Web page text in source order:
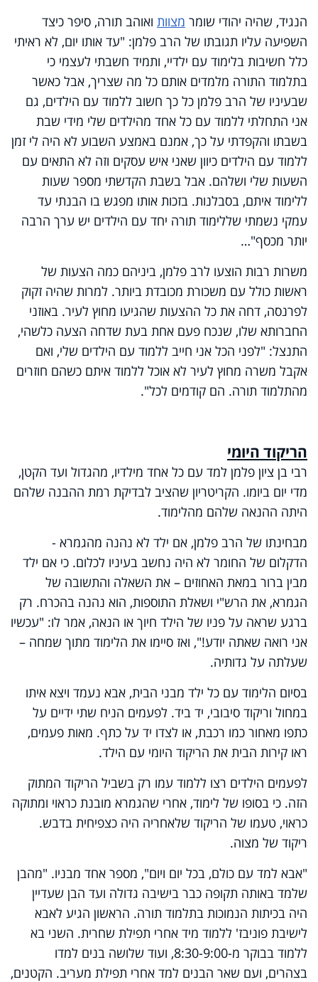
הנגיד, שהיה יהודי שומר מצוות ואוהב תורה, סיפר כיצד
השפיעה עליו תגובתו של הרב פלמן: "עד אותו יום, לא ראיתי
כלל חשיבות בלימוד עם ילדיי, ותמיד חשבתי לעצמי כי
בתלמוד התורה מלמדים אותם כל מה שצריך, אבל כאשר
שבעיניו של הרב פלמן כל כך חשוב ללמוד עם הילדים, גם
אני התחלתי ללמוד עם כל אחד מהילדים שלי מידי שבת
בשבתו והקפדתי על כך, אמנם באמצע השבוע לא היה לי זמן
ללמוד עם הילדים כיוון שאני איש עסקים וזה לא התאים עם
השעות שלי ושלהם. אבל בשבת הקדשתי מספר שעות
ללימוד איתם, בסבלנות. בזכות אותו מפגש בו הבנתי עד
עמקי נשמתי שללימוד תורה יחד עם הילדים יש ערך הרבה
יותר מכסף"…
משרות רבות הוצעו לרב פלמן, ביניהם כמה הצעות של
ראשות כולל עם משכורת מכובדת ביותר. למרות שהיה זקוק
לפרנסה, דחה את כל ההצעות שהגיעו מחוץ לעיר. באוזני
החברותא שלו, שנכח פעם אחת בעת שדחה הצעה כלשהי,
התנצל: "לפני הכל אני חייב ללמוד עם הילדים שלי, ואם
אקבל משרה מחוץ לעיר לא אוכל ללמוד איתם כשהם חוזרים
מהתלמוד תורה. הם קודמים לכל".
הריקוד היומי
רבי בן ציון פלמן למד עם כל אחד מילדיו, מהגדול ועד הקטן,
מדי יום ביומו. הקריטריון שהציב לבדיקת רמת ההבנה שלהם
היתה ההנאה שלהם מהלימוד.
מבחינתו של הרב פלמן, אם ילד לא נהנה מהגמרא -
הדקלום של החומר לא היה נחשב בעיניו לכלום. כי אם ילד
מבין ברור במאת האחוזים – את השאלה והתשובה של
הגמרא, את הרש"י ושאלת התוספות, הוא נהנה בהכרח. רק
ברגע שראה על פניו של הילד חיוך או הנאה, אמר לו: "עכשיו
אני רואה שאתה יודע!", ואז סיימו את הלימוד מתוך שמחה –
שעלתה על גדותיה.
בסיום הלימוד עם כל ילד מבני הבית, אבא נעמד ויצא איתו
במחול וריקוד סיבובי, יד ביד. לפעמים הניח שתי ידיים על
כתפו מאחור כמו רכבת, או לצדו יד על כתף. מאות פעמים,
ראו קירות הבית את הריקוד היומי עם הילד.
לפעמים הילדים רצו ללמוד עמו רק בשביל הריקוד המתוק
הזה. כי בסופו של לימוד, אחרי שהגמרא מובנת כראוי ומתוקה
כראוי, טעמו של הריקוד שלאחריה היה כצפיחית בדבש.
ריקוד של מצוה.
"אבא למד עם כולם, בכל יום ויום", מספר אחד מבניו. "מהבן
שלמד באותה תקופה כבר בישיבה גדולה ועד הבן שעדיין
היה בכיתות הנמוכות בתלמוד תורה. הראשון הגיע לאבא
לישיבת פוניבז' ללמוד מיד אחרי תפילת שחרית. השני בא
ללמוד בבוקר מ-8:30-9:00, ועוד שלושה בנים למדו
בצהרים, ועם שאר הבנים למד אחרי תפילת מעריב. הקטנים,